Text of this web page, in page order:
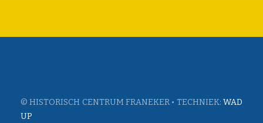
© HISTORISCH CENTRUM FRANEKER • TECHNIEK: WAD
UP